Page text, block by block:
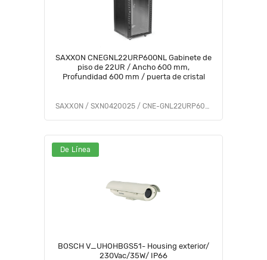
SAXXON CNEGNL22URP600NL Gabinete de
piso de 22UR / Ancho 600 mm,
Profundidad 600 mm / puerta de cristal
SAXXON / SXN0420025 / CNE-GNL22URP600NL
De Línea
BOSCH V_UHOHBGS51- Housing exterior/
230Vac/35W/ IP66